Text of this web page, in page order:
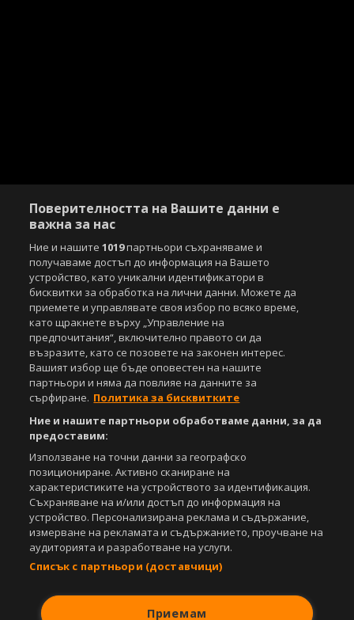
Поверителността на Вашите данни е
важна за нас
Ние и нашите1019партньори съхраняваме и
получаваме достъп до информация на Вашето
устройство, като уникални идентификатори в
бисквитки за обработка на лични данни. Можете да
приемете и управлявате своя избор по всяко време,
като щракнете върху „Управление на
предпочитания“, включително правото си да
възразите, като се позовете на законен интерес.
Вашият избор ще бъде оповестен на нашите
партньори и няма да повлияе на данните за
сърфиране. Политика за бисквитките
Ние и нашите партньори обработваме данни, за да
предоставим:
Използване на точни данни за географско
позициониране. Активно сканиране на
характеристиките на устройството за идентификация.
Съхраняване на и/или достъп до информация на
устройство. Персонализирана реклама и съдържание,
измерване на рекламата и съдържанието, проучване на
аудиторията и разработване на услуги.
Списък с партньори (доставчици)
Приемам